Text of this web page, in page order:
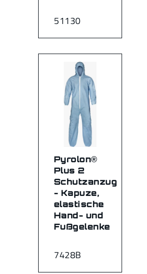
51130
7428B
Pyrolon®
Plus 2
Schutzanzug
- Kapuze,
elastische
Hand- und
Fußgelenke